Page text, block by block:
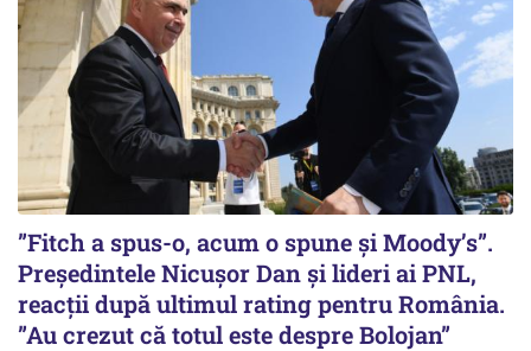
”Fitch a spus-o, acum o spune și Moody’s”.
Președintele Nicușor Dan și lideri ai PNL,
reacții după ultimul rating pentru România.
”Au crezut că totul este despre Bolojan”